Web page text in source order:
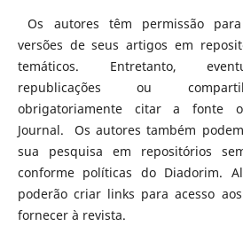
Os autores têm permissão
versões de seus artigos em
temáticos. Entretanto,
republicações ou
obrigatoriamente citar a fonte
Journal. Os autores também
sua pesquisa em repositórios
conforme políticas do Diadorim.
poderão criar links para acesso
fornecer à revista.